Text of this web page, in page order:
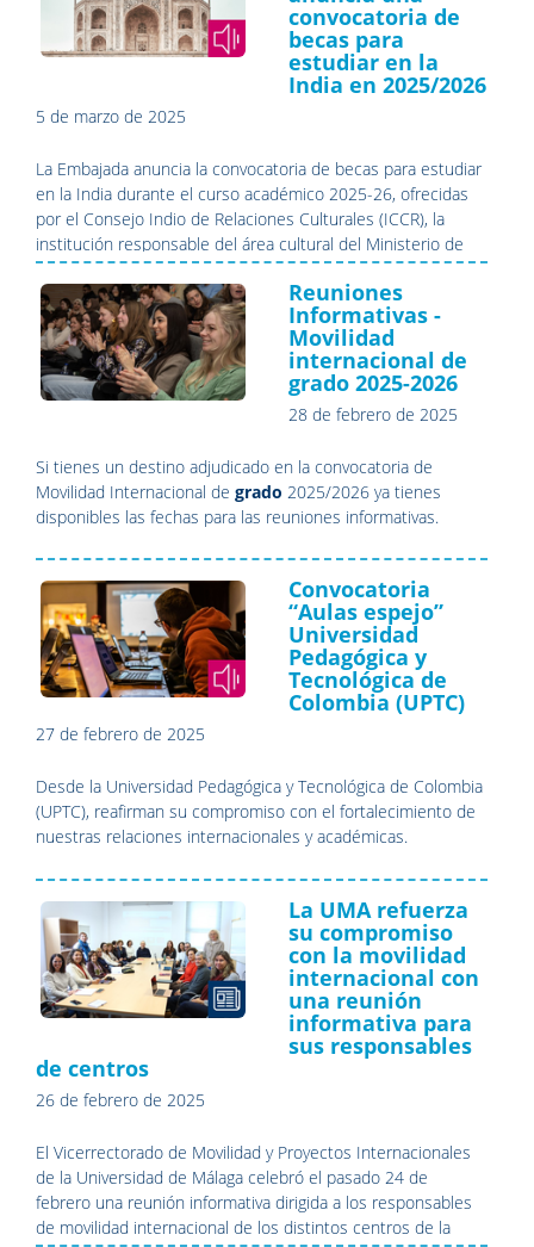
convocatoria de
becas para
estudiar en la
India en 2025/2026
5 de marzo de 2025
La Embajada anuncia la convocatoria de becas para estudiar
en la India durante el curso académico 2025-26, ofrecidas
por el Consejo Indio de Relaciones Culturales (ICCR), la
institución responsable del área cultural del Ministerio de
Asuntos Exteriores de la India.
Reuniones
Informativas -
Movilidad
internacional de
grado 2025-2026
28 de febrero de 2025
Si tienes un destino adjudicado en la convocatoria de
Movilidad Internacional de grado 2025/2026 ya tienes
disponibles las fechas para las reuniones informativas.
Convocatoria
“Aulas espejo”
Universidad
Pedagógica y
Tecnológica de
Colombia (UPTC)
27 de febrero de 2025
Desde la Universidad Pedagógica y Tecnológica de Colombia
(UPTC), reafirman su compromiso con el fortalecimiento de
nuestras relaciones internacionales y académicas.
La UMA refuerza
su compromiso
con la movilidad
internacional con
una reunión
informativa para
sus responsables
de centros
26 de febrero de 2025
El Vicerrectorado de Movilidad y Proyectos Internacionales
de la Universidad de Málaga celebró el pasado 24 de
febrero una reunión informativa dirigida a los responsables
de movilidad internacional de los distintos centros de la